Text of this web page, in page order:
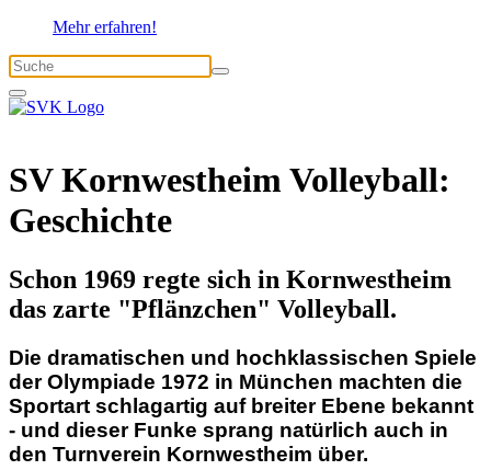
Mehr erfahren!
SV Kornwestheim Volleyball:
Geschichte
Schon 1969 regte sich in Kornwestheim
das zarte "Pflänzchen" Volleyball.
Die dramatischen und hochklassischen Spiele
der Olympiade 1972 in München machten die
Sportart schlagartig auf breiter Ebene bekannt
- und dieser Funke sprang natürlich auch in
den Turnverein Kornwestheim über.